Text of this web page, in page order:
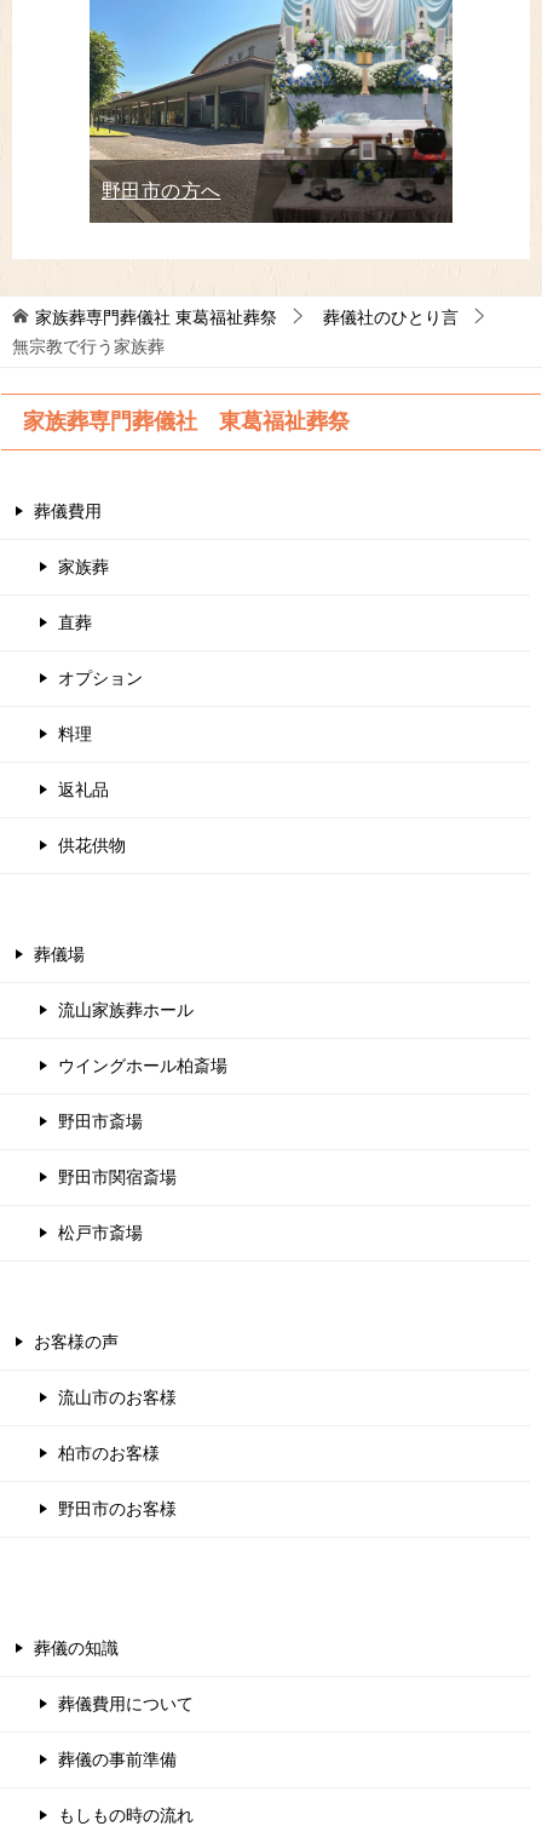
野田市の方へ
家族葬専門葬儀社 東葛福祉葬祭
葬儀社のひとり言
無宗教で行う家族葬
家族葬専門葬儀社 東葛福祉葬祭
葬儀費用
家族葬
直葬
オプション
料理
返礼品
供花供物
葬儀場
流山家族葬ホール
ウイングホール柏斎場
野田市斎場
野田市関宿斎場
松戸市斎場
お客様の声
流山市のお客様
柏市のお客様
野田市のお客様
葬儀の知識
葬儀費用について
葬儀の事前準備
もしもの時の流れ